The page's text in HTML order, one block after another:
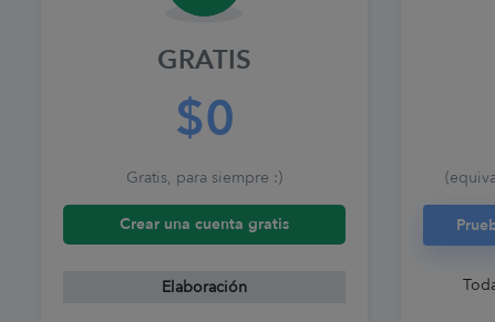
GRATIS
$0
Gratis, para siempre :)
Crear una cuenta gratis
Elaboración